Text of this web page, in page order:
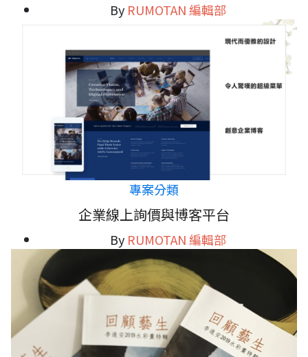
By RUMOTAN 編輯部
專案分類
企業線上詢價與博客平台
By RUMOTAN 編輯部